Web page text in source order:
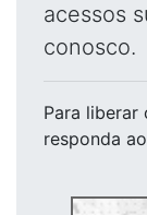
acessos
conosco.
Para liberar
responda